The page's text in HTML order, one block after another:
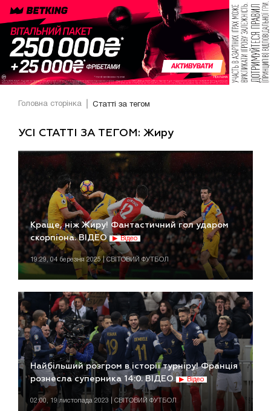
Головна сторінка Статті за тегом
УСІ СТАТТІ ЗА ТЕГОМ: Жиру
Краще, ніж Жиру! Фантастичний гол ударом
скорпіона. ВІДЕО
Відео
19:29, 04 березня 2025 | СВІТОВИЙ ФУТБОЛ
Найбільший розгром в історії турніру! Франція
рознесла суперника 14:0. ВІДЕО
Відео
02:00, 19 листопада 2023 | СВІТОВИЙ ФУТБОЛ